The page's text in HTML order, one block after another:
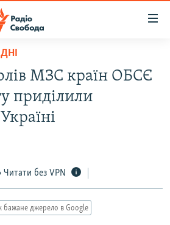
МЗС країн ОБСЄ
приділили
Читати без VPN
бажане джерело в Google